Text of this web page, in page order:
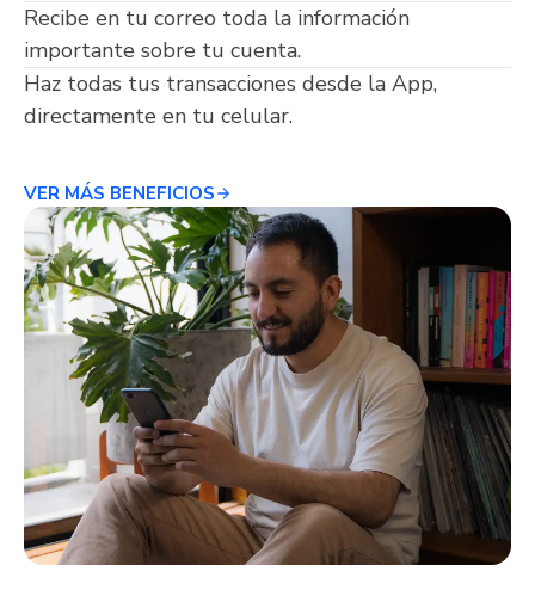
Recibe en tu correo toda la información
importante sobre tu cuenta.
Haz todas tus transacciones desde la App,
directamente en tu celular.
VER MÁS BENEFICIOS